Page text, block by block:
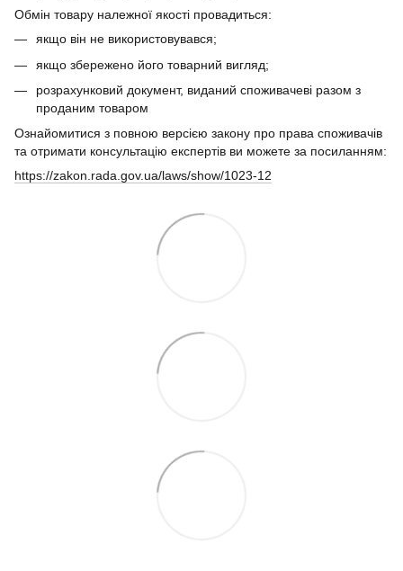
Обмін товару належної якості провадиться:
якщо він не використовувався;
якщо збережено його товарний вигляд;
розрахунковий документ, виданий споживачеві разом з
проданим товаром
Ознайомитися з повною версією закону про права споживачів
та отримати консультацію експертів ви можете за посиланням:
https://zakon.rada.gov.ua/laws/show/1023-12